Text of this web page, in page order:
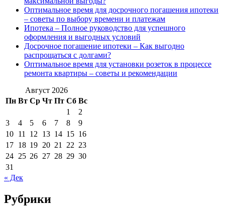
Оптимальное время для досрочного погашения ипотеки
– советы по выбору времени и платежам
Ипотека – Полное руководство для успешного
оформления и выгодных условий
Досрочное погашение ипотеки – Как выгодно
распрощаться с долгами?
Оптимальное время для установки розеток в процессе
ремонта квартиры – советы и рекомендации
Август 2026
Пн Вт Ср Чт Пт Сб Вс
1
2
3
4 5 6 7 8
9
10 11 12 13 14 15 16
17 18 19 20 21 22 23
24 25 26 27 28 29 30
31
« Дек
Рубрики